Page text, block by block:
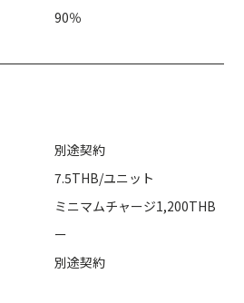
90％
別途契約
7.5THB/ユニット
ミニマムチャージ1,200THB
ー
別途契約